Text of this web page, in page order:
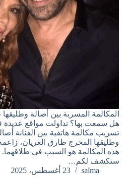
المكالمة المسربة بين أصالة
هل سمعت بها؟ تداولت مواقع
تسريب مكالمة هاتفية بين الفنانة
وطليقها المخرج طارق العريان،
ستكشف لكم…
salma
23 أغسطس، 2025